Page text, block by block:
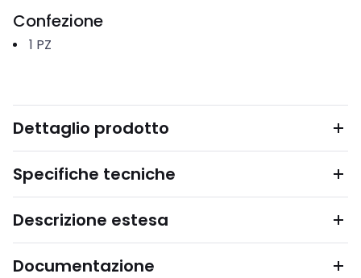
Confezione
1 PZ
Dettaglio prodotto
Specifiche tecniche
Descrizione estesa
Documentazione